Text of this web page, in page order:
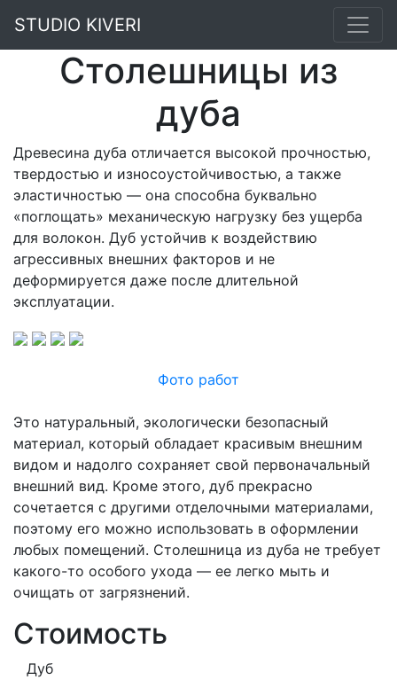
STUDIO KIVERI
Столешницы из
дуба
Древесина дуба отличается высокой прочностью,
твердостью и износоустойчивостью, а также
эластичностью — она способна буквально
«поглощать» механическую нагрузку без ущерба
для волокон. Дуб устойчив к воздействию
агрессивных внешних факторов и не
деформируется даже после длительной
эксплуатации.
Фото работ
Это натуральный, экологически безопасный
материал, который обладает красивым внешним
видом и надолго сохраняет свой первоначальный
внешний вид. Кроме этого, дуб прекрасно
сочетается с другими отделочными материалами,
поэтому его можно использовать в оформлении
любых помещений. Столешница из дуба не требует
какого-то особого ухода — ее легко мыть и
очищать от загрязнений.
Стоимость
Дуб